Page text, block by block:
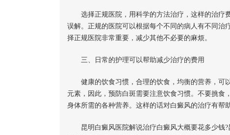
选择正规医院，用科学的方法治疗，这样的治疗
误解。正规的医院可以根据每个不同的病人有不同
择正规医院非常重要，减少其他不必要的麻烦。
三、日常的护理可以帮助减少治疗的费用
健康的饮食习惯，合理的饮食，均衡的营养，可
元素，因此，预防白斑需要注意饮食习惯。不要挑
身体所需的各种营养。这样的话对白癜风的治疗有帮
昆明白癜风医院解说治疗白癜风大概要花多少钱?